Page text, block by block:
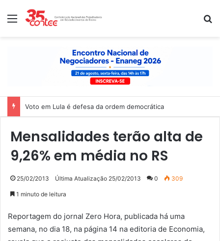
Menu
Voto em Lula é defesa da ordem democrática
Mensalidades terão alta de
9,26% em média no RS
25/02/2013 Última Atualização 25/02/2013 0 309
1 minuto de leitura
Reportagem do jornal Zero Hora, publicada há uma
semana, no dia 18, na página 14 na editoria de Economia,